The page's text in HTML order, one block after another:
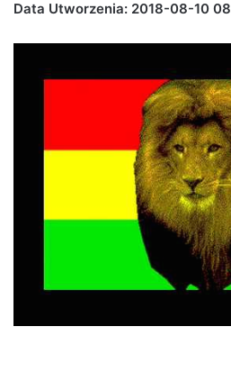
Data Utworzenia: 2018-08-10